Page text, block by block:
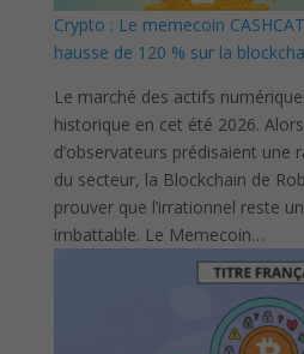
Crypto : Le memecoin
hausse de 120 % sur la
Le marché des actifs
historique en cet été 2026.
d’observateurs prédisaient une
du secteur, la Blockchain de
prouver que l’irrationnel reste
imbattable. Le Memecoin…